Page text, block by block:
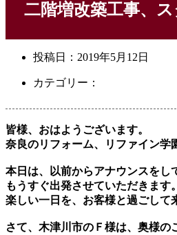
二階増改築工事、ス
投稿日： 2019年5月12日
カテゴリー：
皆様、おはようございます。
奈良のリフォーム、リファイン学
本日は、以前からアナウンスをし
もうすぐ出発させていただきます。
楽しい一日を、お客様と過ごして
さて、木津川市のＦ様は、奥様